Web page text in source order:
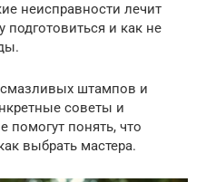
неисправности лечит
подготовиться и как не
штампов и
советы и
помогут понять, что
выбрать мастера.